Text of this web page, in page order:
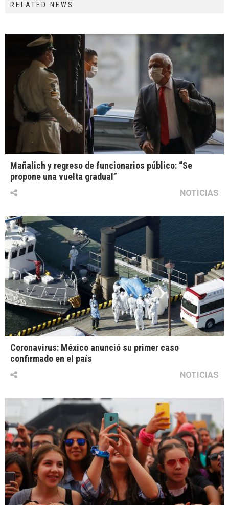
RELATED NEWS
Mañalich y regreso de funcionarios público: “Se
propone una vuelta gradual”
NOTICIAS
Coronavirus: México anunció su primer caso
confirmado en el país
NOTICIAS